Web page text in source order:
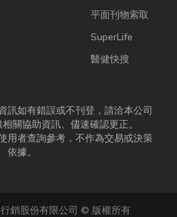
平面刊物索取
SuperLife
醫健快搜
訊如有錯誤或不刊登，請洽本公司
相關協助資訊、儘速確認更正。
用者查詢參考，不作為交易或決策
依據。
銷股份有限公司 © 版權所有